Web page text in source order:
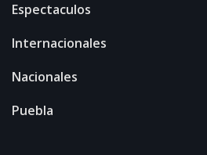
Espectaculos
Internacionales
Nacionales
Puebla